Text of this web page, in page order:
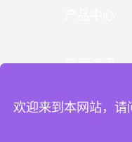
新闻资讯
欢迎来到本网站，请